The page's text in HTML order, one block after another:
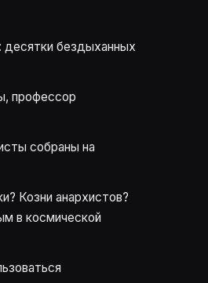
десятки бездыханных
профессор
собраны на
Козни анархистов?
в космической